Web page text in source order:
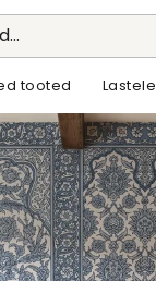
tooted Lastele